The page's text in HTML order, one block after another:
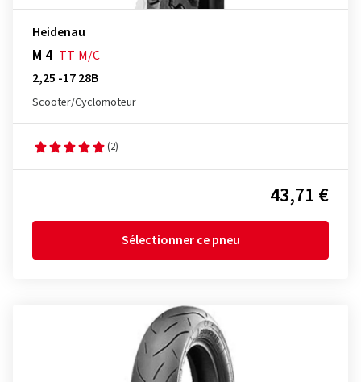
Heidenau
M 4 TT M/C
2,25 -17 28B
Scooter/Cyclomoteur
(2)
43,71 €
Sélectionner ce pneu